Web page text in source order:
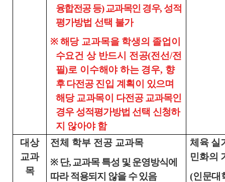
융합전공 등) 교과목인 경우,성적
평가방법 선택 불가
※ 해당 교과목을 학생의 졸업이
수요건 상 반드시 전공(전선/전
필)로 이수해야 하는 경우, 향
후 다전공진입 계획이 있으며
해당교과목이 다전공교과목인
경우 성적평가방법 선택 신청하
지 않아야 함
대상
교과
목
전체 학부 전공 교과목
※ 단, 교과목 특성 및 운영방식에
따라 적용되지 않을 수 있음
체육 실
민화의
(인문대